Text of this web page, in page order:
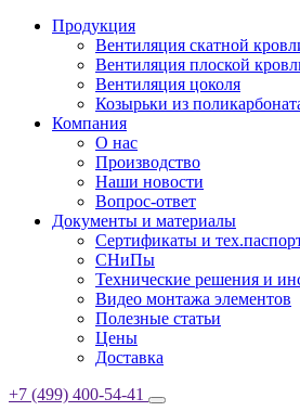
Продукция
Вентиляция скатной
Вентиляция плоской
Вентиляция цоколя
Козырьки из
Компания
О нас
Производство
Наши новости
Вопрос-ответ
Документы и материалы
Сертификаты и
СНиПы
Технические решения и
Видео монтажа элементов
Полезные статьи
Цены
Доставка
+7 (499) 400-54-41